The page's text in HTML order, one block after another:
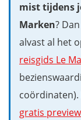
mist tijdens
Marken?
alvast al het
reisgids Le
coördinaten).
gratis